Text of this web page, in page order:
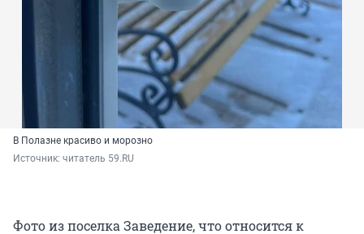
В Полазне красиво и морозно
Источник: читатель 59.RU
Фото из поселка Заведение, что относится к